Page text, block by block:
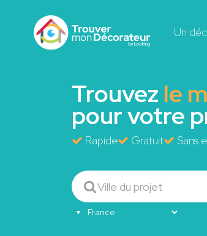
Un
Trouvez le
pour votre
Rapide Gratuit Sans